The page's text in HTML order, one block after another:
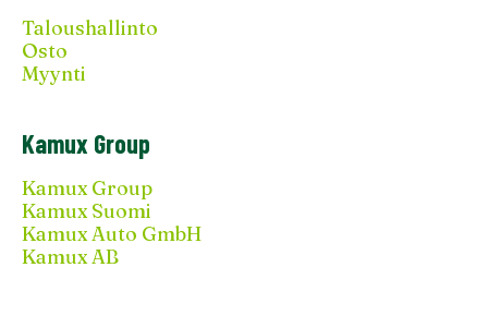
Taloushallinto
Osto
Myynti
Kamux Group
Kamux Group
Kamux Suomi
Kamux Auto GmbH
Kamux AB